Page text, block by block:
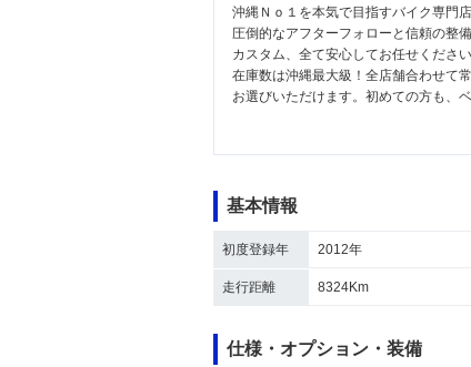
沖縄Ｎｏ１を本気で目指すバイク専門店
圧倒的なアフターフォローと信頼の整
カスタム、全て安心してお任せください
在庫数は沖縄最大級！全店舗合わせて
お選びいただけます。初めての方も、
基本情報
初度登録年 2012年
走行距離 8324Km
仕様・オプション・装備